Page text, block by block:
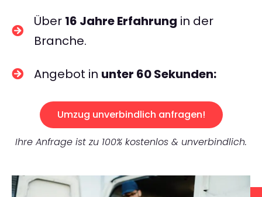
Über 16 Jahre Erfahrung in der
Branche.
Angebot in unter 60 Sekunden:
Umzug unverbindlich anfragen!
Ihre Anfrage ist zu 100% kostenlos & unverbindlich.